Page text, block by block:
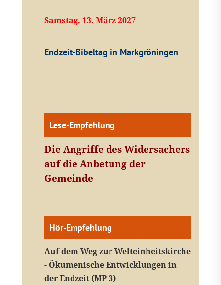
Samstag, 13. März 2027
Endzeit-Bibeltag in Markgröningen
Lese-Empfehlung
Die Angriffe des Widersachers
auf die Anbetung der
Gemeinde
Hör-Empfehlung
Auf dem Weg zur Welteinheitskirche
- Ökumenische Entwicklungen in
der Endzeit (MP 3)